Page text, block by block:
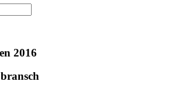
2016